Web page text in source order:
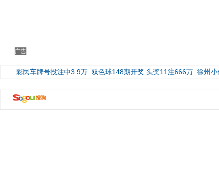
广告
彩民车牌号投注中3.9万 双色球148期开奖:头奖11注666万 徐州